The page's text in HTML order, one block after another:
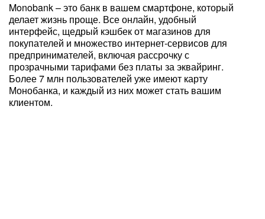
Monobank – это банк в вашем смартфоне, который
делает жизнь проще. Все онлайн, удобный
интерфейс, щедрый кэшбек от магазинов для
покупателей и множество интернет-сервисов для
предпринимателей, включая рассрочку с
прозрачными тарифами без платы за эквайринг.
Более 7 млн пользователей уже имеют карту
Монобанка, и каждый из них может стать вашим
клиентом.